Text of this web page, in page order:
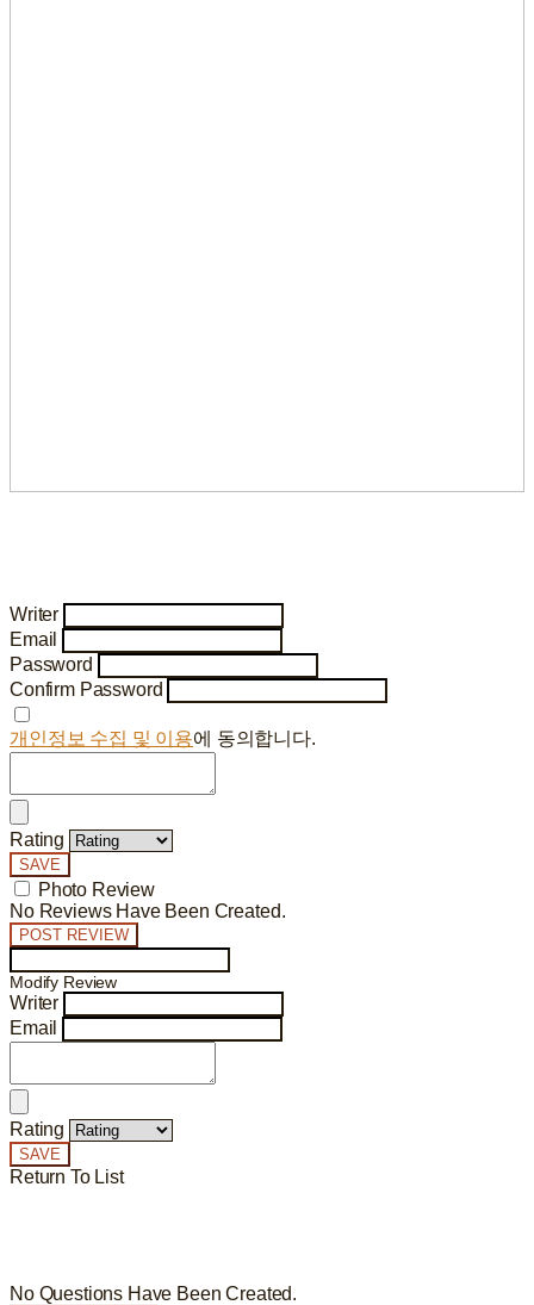
Writer
Email
Password
Confirm Password
개인정보 수집 및 이용에 동의합니다.
Rating
SAVE
Photo Review
No Reviews Have Been Created.
POST REVIEW
Modify Review
Writer
Email
Rating
SAVE
Return To List
No Questions Have Been Created.